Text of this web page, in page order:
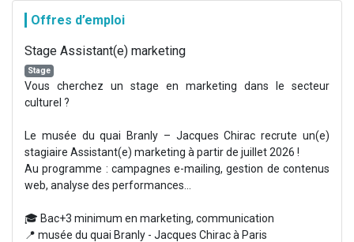
Offres d’emploi
Stage Assistant(e) marketing
Stage
Vous cherchez un stage en marketing dans le secteur
culturel ?
Le musée du quai Branly – Jacques Chirac recrute un(e)
stagiaire Assistant(e) marketing à partir de juillet 2026 !
Au programme : campagnes e-mailing, gestion de contenus
web, analyse des performances...
🎓 Bac+3 minimum en marketing, communication
📍 musée du quai Branly - Jacques Chirac à Paris